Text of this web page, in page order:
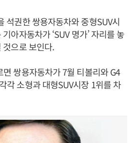
석권한 쌍용자동차와 중형SUV시
아자동차가 ‘SUV 명가’ 자리를 놓
으로 보인다.
쌍용자동차가 7월 티볼리와 G4
각 소형과 대형SUV시장 1위를 차